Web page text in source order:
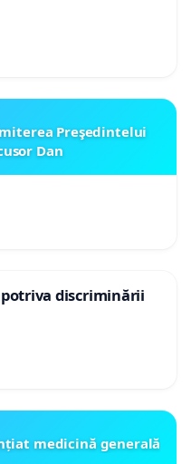
Preşedintelui
Dan
discriminării
medicină generală